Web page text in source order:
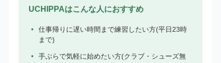
UCHIPPAはこんな人におすすめ
仕事帰りに遅い時間まで練習したい方(平日23時
まで)
手ぶらで気軽に始めたい方(クラブ・シューズ無